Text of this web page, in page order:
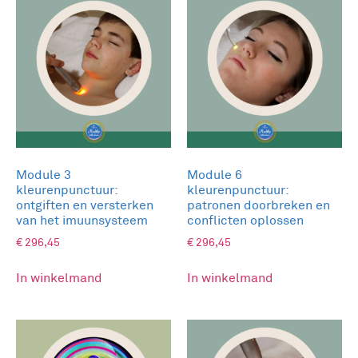
in de vingertoppen tot uiting komt.
Module 3
kleurenpunctuur:
ontgiften en versterken
van het imuunsysteem
€ 296,45
In winkelmand
Module 6
kleurenpunctuur:
patronen doorbreken en
conflicten oplossen
€ 296,45
In winkelmand